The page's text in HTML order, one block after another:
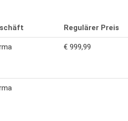
Regulärer Preis
€ 999,99